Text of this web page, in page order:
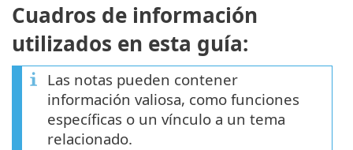
Cuadros de información
utilizados en esta guía:
Las notas pueden contener
información valiosa, como funciones
específicas o un vínculo a un tema
relacionado.